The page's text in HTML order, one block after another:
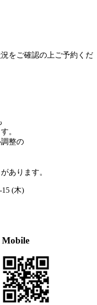
をご確認の上ご予約くだ
。
整の
あります。
15 (木)
Mobile